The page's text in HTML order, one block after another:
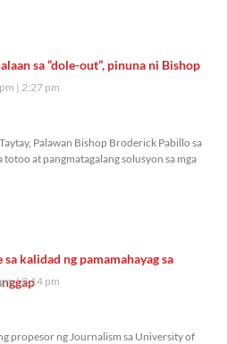
sa “dole-out”, pinuna ni Bishop
2:27 pm
Palawan Bishop Broderick Pabillo sa
totoo at pangmatagalang solusyon sa mga
kalidad ng pamamahayag sa
2:14 pm
propesor ng Journalism sa University of